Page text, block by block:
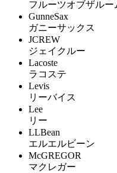
フルーツオブザルー
GunneSax
ガニーサックス
JCREW
ジェイクルー
Lacoste
ラコステ
Levis
リーバイス
Lee
リー
LLBean
エルエルビーン
McGREGOR
マクレガー